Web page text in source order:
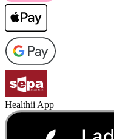
Healthii App